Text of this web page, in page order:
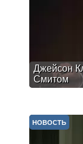
Джейсон
Смитом
НОВОСТЬ